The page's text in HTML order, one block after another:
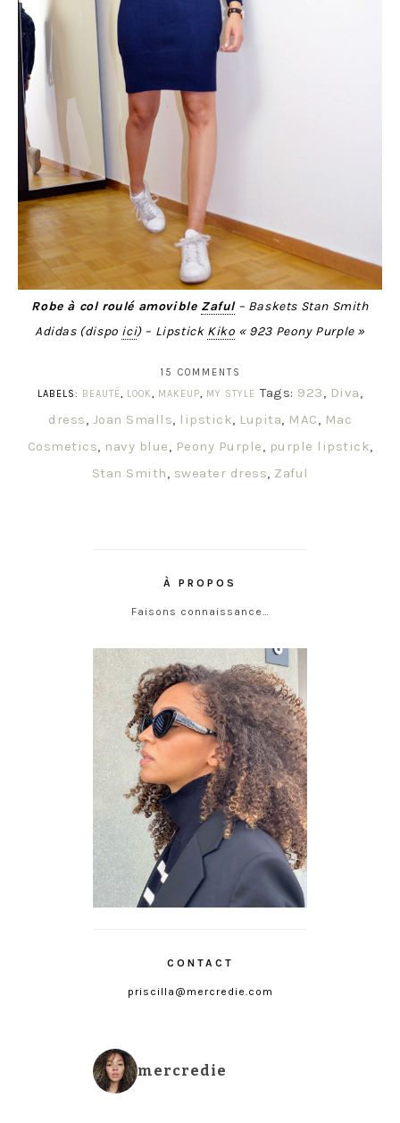
Robe à col roulé amovible Zaful– Baskets Stan Smith
Adidas (dispo ici) – Lipstick Kiko « 923 Peony Purple »
15 COMMENTS
LABELS:
BEAUTÉ, LOOK, MAKEUP, MY STYLE Tags: 923, Diva,
dress, Joan Smalls, lipstick, Lupita, MAC, Mac
Cosmetics, navy blue, Peony Purple, purple lipstick,
Stan Smith, sweater dress, Zaful
À PROPOS
Faisons connaissance…
CONTACT
priscilla@mercredie.com
mercredie